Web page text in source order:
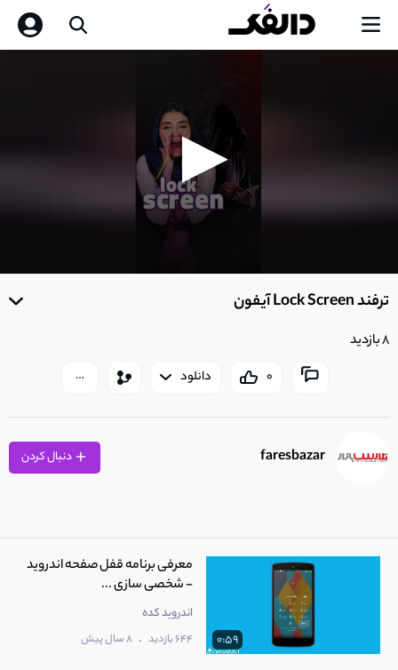
0
of ترفند Lock Screen آیفون
8 بازدید
0 دانلود
faresbazar
0:59
معرفی برنامه قفل صفحه اندروید
- شخصی سازی ...
اندروید کده
644 بازدید . 8 سال پیش